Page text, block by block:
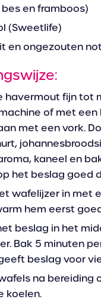
en framboos)
(Sweetlife)
en ongezouten
havermout fijn tot
of met een
met een vork.
kaneel en
het beslag goed
wafelijzer in met
hem eerst
beslag in het
Bak 5 minuten
beslag voor
na bereiding
koelen.